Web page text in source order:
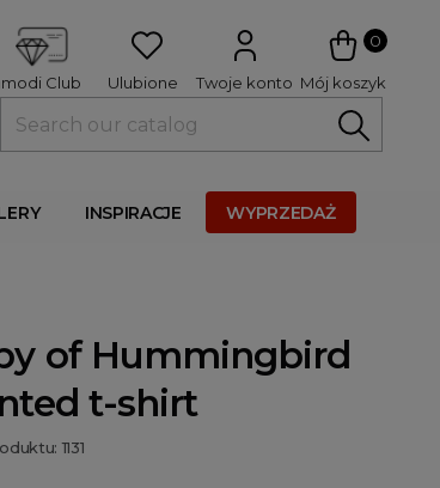
0
Mój koszyk
Twoje konto
Ulubione
Club
INSPIRACJE WYPRZEDAŻ
of Hummingbird
t-shirt
1131